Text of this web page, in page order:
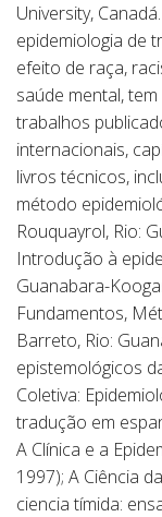
University,
epidemiologia de
efeito de raça,
saúde mental,
trabalhos
internacionais,
livros técnicos,
método
Rouquayrol, Rio:
Introdução à
Guanabara-
Fundamentos,
Barreto, Rio:
epistemológicos
Coletiva:
tradução em
A Clínica e a
1997); A Ciência
ciencia tímida: